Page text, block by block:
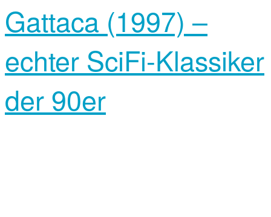
Gattaca (1997) –
echter SciFi-Klassiker
der 90er